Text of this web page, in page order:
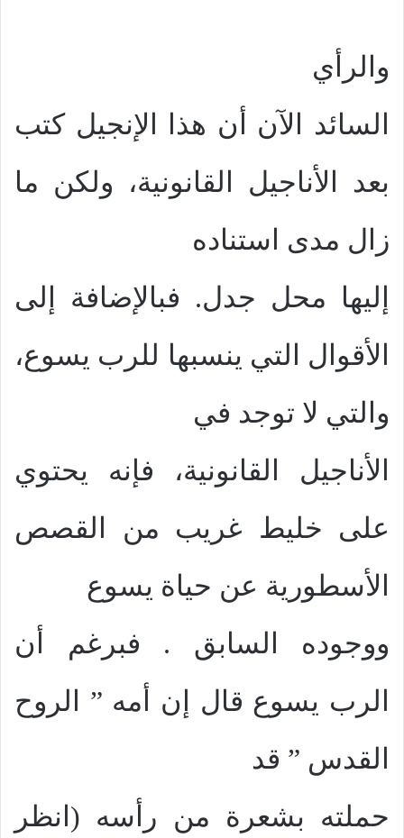
والرأي
السائد الآن أن هذا الإنجيل كتب
بعد الأناجيل القانونية، ولكن ما
زال مدى استناده
إليها محل جدل. فبالإضافة إلى
الأقوال التي ينسبها للرب يسوع،
والتي لا توجد في
الأناجيل القانونية، فإنه يحتوي
على خليط غريب من القصص
الأسطورية عن حياة يسوع
ووجوده السابق . فبرغم أن
الرب يسوع قال إن أمه ” الروح
القدس ” قد
حملته بشعرة من رأسه (انظر